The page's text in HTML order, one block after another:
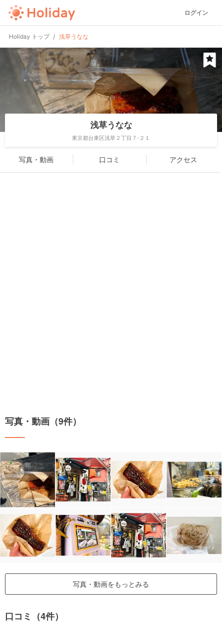
ログイン
Holiday トップ 浅草うなな
浅草うなな
東京都台東区浅草２丁目７-２１
写真・動画 口コミ アクセス
写真・動画（9件）
写真・動画をもっとみる
口コミ（4件）